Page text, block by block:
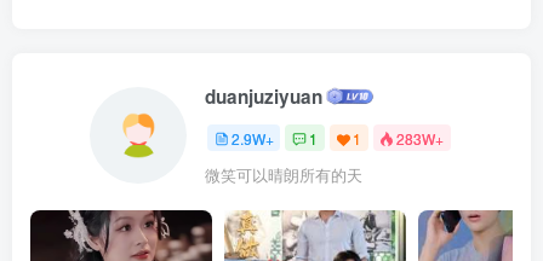
duanjuziyuan
2.9W+ 1 1 283W+
微笑可以晴朗所有的天